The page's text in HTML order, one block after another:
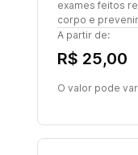
exames feitos
corpo e
A partir de:
R$ 25,00
O valor pode